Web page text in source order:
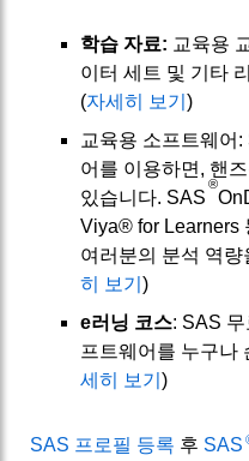
학습 자료: 교육용
이터 세트 및 기타
(자세히 보기 )
교육용 소프트웨어:
어를 이용하면, 핸
있습니다. SAS
®
Viya® for Learners
여러분의 분석 역
히 보기 )
e러닝 코스: SAS
프트웨어를 누구나
세히 보기 )
SAS 프로필 등록 후 SAS